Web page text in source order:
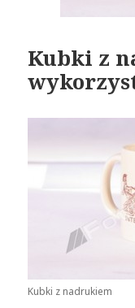
Kubki z
Kubki z nadrukiem